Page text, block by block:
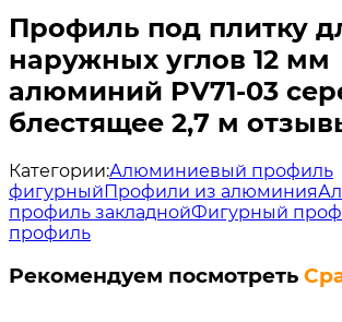
Профиль под плитку
наружных углов 12 мм
алюминий PV71-03
блестящее 2,7 м
Категории:Алюминиевый профиль
фигурныйПрофили из алюминия
профиль закладнойФигурный
профиль
Рекомендуем посмотреть